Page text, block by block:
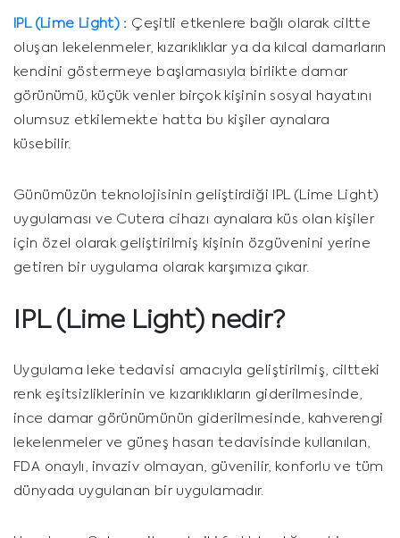
IPL (Lime Light) : Çeşitli etkenlere bağlı olarak ciltte
oluşan lekelenmeler, kızarıklıklar ya da kılcal damarların
kendini göstermeye başlamasıyla birlikte damar
görünümü, küçük venler birçok kişinin sosyal hayatını
olumsuz etkilemekte hatta bu kişiler aynalara
küsebilir.
Günümüzün teknolojisinin geliştirdiği IPL (Lime Light)
uygulaması ve Cutera cihazı aynalara küs olan kişiler
için özel olarak geliştirilmiş kişinin özgüvenini yerine
getiren bir uygulama olarak karşımıza çıkar.
IPL (Lime Light) nedir?
Uygulama leke tedavisi amacıyla geliştirilmiş, ciltteki
renk eşitsizliklerinin ve kızarıklıkların giderilmesinde,
ince damar görünümünün giderilmesinde, kahverengi
lekelenmeler ve güneş hasarı tedavisinde kullanılan,
FDA onaylı, invaziv olmayan, güvenilir, konforlu ve tüm
dünyada uygulanan bir uygulamadır.